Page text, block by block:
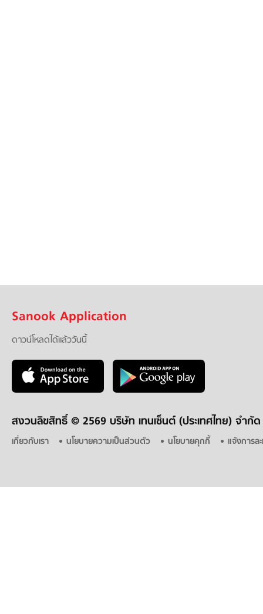
Sanook Application
ดาวน์โหลดได้แล้ววันนี้
สงวนลิขสิทธิ์ © 2569 บริษัท เทนเซ็นต์ (ประเทศไทย) จำกัด
เกี่ยวกับเรา นโยบายความเป็นส่วนตัว นโยบายคุกกี้ แจ้งการล